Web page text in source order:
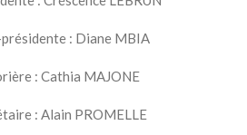
: Diane MBIA
: Cathia MAJONE
: Alain PROMELLE